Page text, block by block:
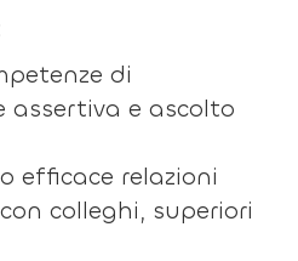
di
assertiva e ascolto
efficace relazioni
colleghi, superiori